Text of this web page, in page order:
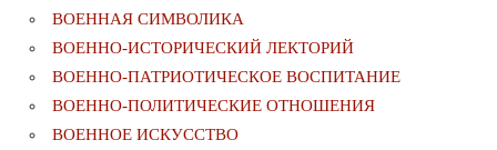
ВОЕННАЯ СИМВОЛИКА
ВОЕННО-ИСТОРИЧЕСКИЙ ЛЕКТОРИЙ
ВОЕННО-ПАТРИОТИЧЕСКОЕ ВОСПИТАНИЕ
ВОЕННО-ПОЛИТИЧЕСКИE ОТНОШЕНИЯ
ВОЕННОЕ ИСКУССТВО